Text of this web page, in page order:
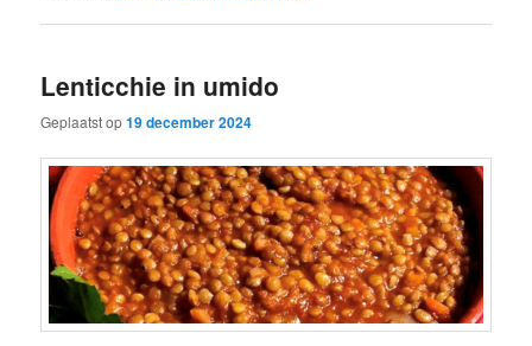
Lenticchie in umido
Geplaatst op19 december 2024